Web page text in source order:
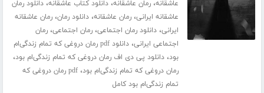
عاشقانه،رمان عاشقانه،دانلود کتاب عاشقانه،دانلود رمان
عاشقانه ایرانی،رمان عاشقانه،دانلود رمان،رمان عاشقانه
ایرانی،دانلود رمان اجتماعی،رمان اجتماعی،رمان
اجتماعی ایرانی،
دانلود pdf رمان دروغی که تمام زندگی‌ام
بود،دانلود پی دی اف رمان دروغی که تمام زندگی‌ام بود،
رمان دروغی که تمام زندگی‌ام بود،
pdf رمان دروغی که
تمام زندگی‌ام بود کامل